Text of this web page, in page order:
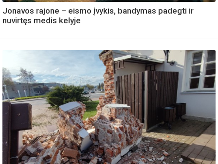
Jonavos rajone – eismo įvykis, bandymas padegti ir
nuvirtęs medis kelyje